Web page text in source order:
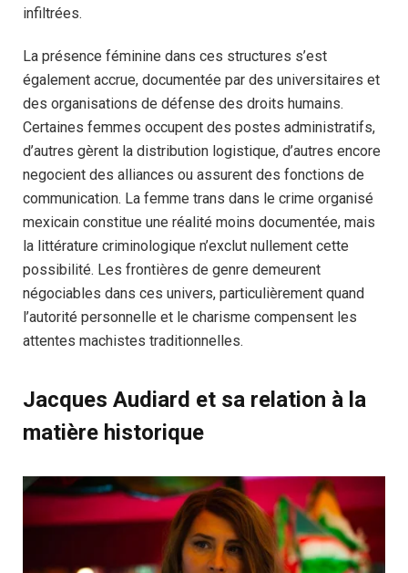
infiltrées.
La présence féminine dans ces structures s’est
également accrue, documentée par des universitaires et
des organisations de défense des droits humains.
Certaines femmes occupent des postes administratifs,
d’autres gèrent la distribution logistique, d’autres encore
negocient des alliances ou assurent des fonctions de
communication. La femme trans dans le crime organisé
mexicain constitue une réalité moins documentée, mais
la littérature criminologique n’exclut nullement cette
possibilité. Les frontières de genre demeurent
négociables dans ces univers, particulièrement quand
l’autorité personnelle et le charisme compensent les
attentes machistes traditionnelles.
Jacques Audiard et sa relation à la
matière historique